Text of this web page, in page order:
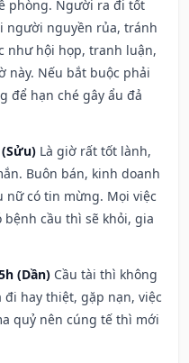
phòng. Người ra đi tốt
người nguyền rủa, tránh
như hội họp, tranh luận,
này. Nếu bắt buộc phải
để hạn ché gây ẩu đả
Là giờ rất tốt lành,
Buôn bán, kinh doanh
nữ có tin mừng. Mọi việc
cầu thì sẽ khỏi, gia
(Dần) Cầu tài thì không
hay thiệt, gặp nạn, việc
quỷ nên cúng tế thì mới